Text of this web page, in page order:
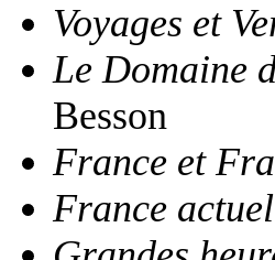
Voyages et
Le Domaine
Besson
France et
France